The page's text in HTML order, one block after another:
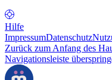
Hilfe
ImpressumDatenschutz
Zurück zum Anfang des
Navigationsleiste